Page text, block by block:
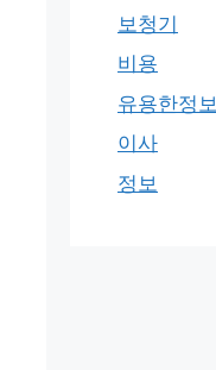
보청기
비용
유용한정보
이사
정보